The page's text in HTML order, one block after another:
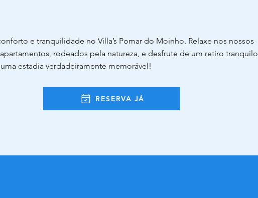
e tranquilidade no Villa’s Pomar do Moinho. Relaxe nos nossos
rodeados pela natureza, e desfrute de um retiro tranquilo
estadia verdadeiramente memorável!
RESERVA JÁ